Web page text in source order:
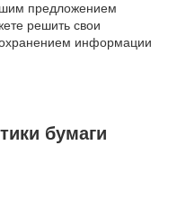
предложением
решить свои
информации
бумаги